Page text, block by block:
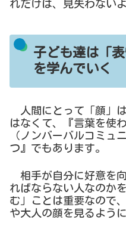
れだけは、見失わない
子ども達は「
を学んでいく
人間にとって「顔」
はなくて、『言葉を使
（ノンバーバルコミュ
つ』でもあります。
相手が自分に好意を
ればならない人なのか
む」ことは重要なので
や大人の顔を見るよう